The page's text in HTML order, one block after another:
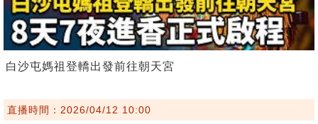
白沙屯媽祖登轎出發前往朝天宮
直播時間：2026/04/12 10:00